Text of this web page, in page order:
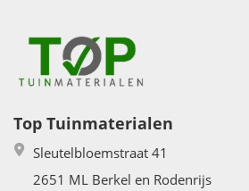
Top Tuinmaterialen
Sleutelbloemstraat 41
2651 ML Berkel en Rodenrijs